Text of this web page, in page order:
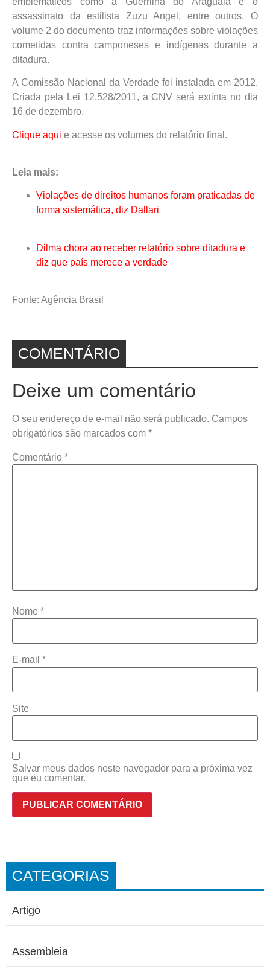
assassinato da estilista Zuzu Angel, entre outros. O
volume 2 do documento traz informações sobre violações
cometidas contra camponeses e indígenas durante a
ditadura.
A Comissão Nacional da Verdade foi instalada em 2012.
Criada pela Lei 12.528/2011, a CNV será extinta no dia
16 de dezembro.
Clique aqui e acesse os volumes do relatório final.
Leia mais:
Violações de direitos humanos foram praticadas de
forma sistemática, diz Dallari
Dilma chora ao receber relatório sobre ditadura e
diz que país merece a verdade
Fonte: Agência Brasil
COMENTÁRIO
Deixe um comentário
O seu endereço de e-mail não será publicado. Campos
obrigatórios são marcados com *
Comentário *
Nome *
E-mail *
Site
Salvar meus dados neste navegador para a próxima vez
que eu comentar.
CATEGORIAS
Artigo
Assembleia